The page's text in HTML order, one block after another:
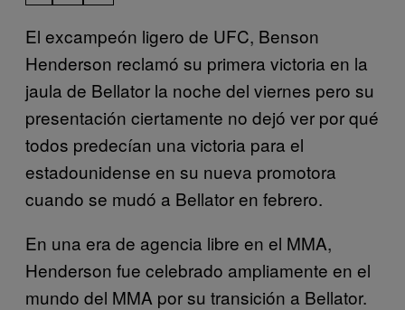
El excampeón ligero de UFC, Benson
Henderson reclamó su primera victoria en la
jaula de Bellator la noche del viernes pero su
presentación ciertamente no dejó ver por qué
todos predecían una victoria para el
estadounidense en su nueva promotora
cuando se mudó a Bellator en febrero.
En una era de agencia libre en el MMA,
Henderson fue celebrado ampliamente en el
mundo del MMA por su transición a Bellator.